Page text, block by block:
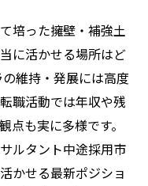
培った擁壁・補強土
に活かせる場所はど
維持・発展には高度
職活動では年収や残
点も実に多様です。
ルタント中途採用市
かせる最新ポジショ